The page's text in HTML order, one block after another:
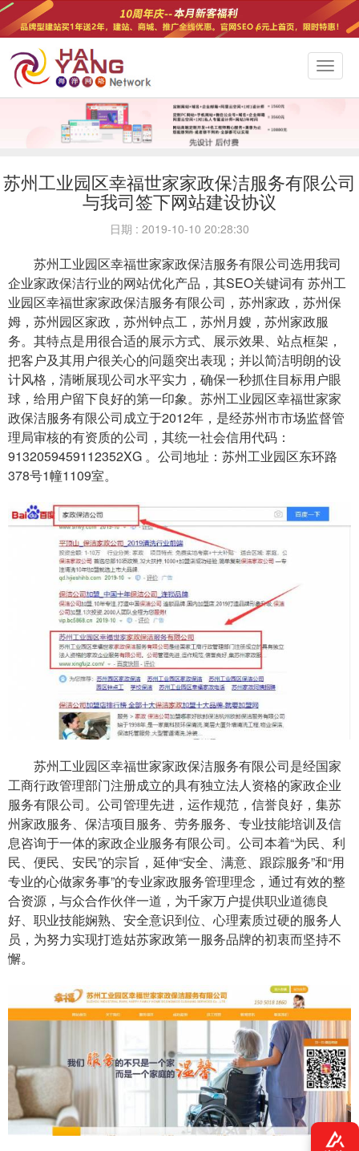
切
换
导
苏州工业园区幸福世家家政保洁服务有限公司
与我司签下网站建设协议
日期 : 2019-10-10 20:28:30
苏州工业园区幸福世家家政保洁服务有限公司选用我司
企业家政保洁行业的网站优化产品，其SEO关键词有 苏州工
业园区幸福世家家政保洁服务有限公司，苏州家政，苏州保
姆，苏州园区家政，苏州钟点工，苏州月嫂，苏州家政服
务。其特点是用很合适的展示方式、展示效果、站点框架，
把客户及其用户很关心的问题突出表现；并以简洁明朗的设
计风格，清晰展现公司水平实力，确保一秒抓住目标用户眼
球，给用户留下良好的第一印象。苏州工业园区幸福世家家
政保洁服务有限公司成立于2012年，是经苏州市市场监督管
理局审核的有资质的公司，其统一社会信用代码：
9132059459112352XG 。公司地址：苏州工业园区东环路
378号1幢1109室。
苏州工业园区幸福世家家政保洁服务有限公司是经国家
工商行政管理部门注册成立的具有独立法人资格的家政企业
服务有限公司。公司管理先进，运作规范，信誉良好，集苏
州家政服务、保洁项目服务、劳务服务、专业技能培训及信
息咨询于一体的家政企业服务有限公司。公司本着“为民、利
民、便民、安民”的宗旨，延伸“安全、满意、跟踪服务”和“用
专业的心做家务事”的专业家政服务管理理念，通过有效的整
合资源，与众合作伙伴一道，为千家万户提供职业道德良
好、职业技能娴熟、安全意识到位、心理素质过硬的服务人
员，为努力实现打造姑苏家政第一服务品牌的初衷而坚持不
懈。